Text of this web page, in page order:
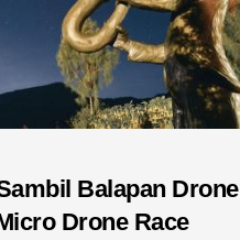
Balapan Drone
Drone Race